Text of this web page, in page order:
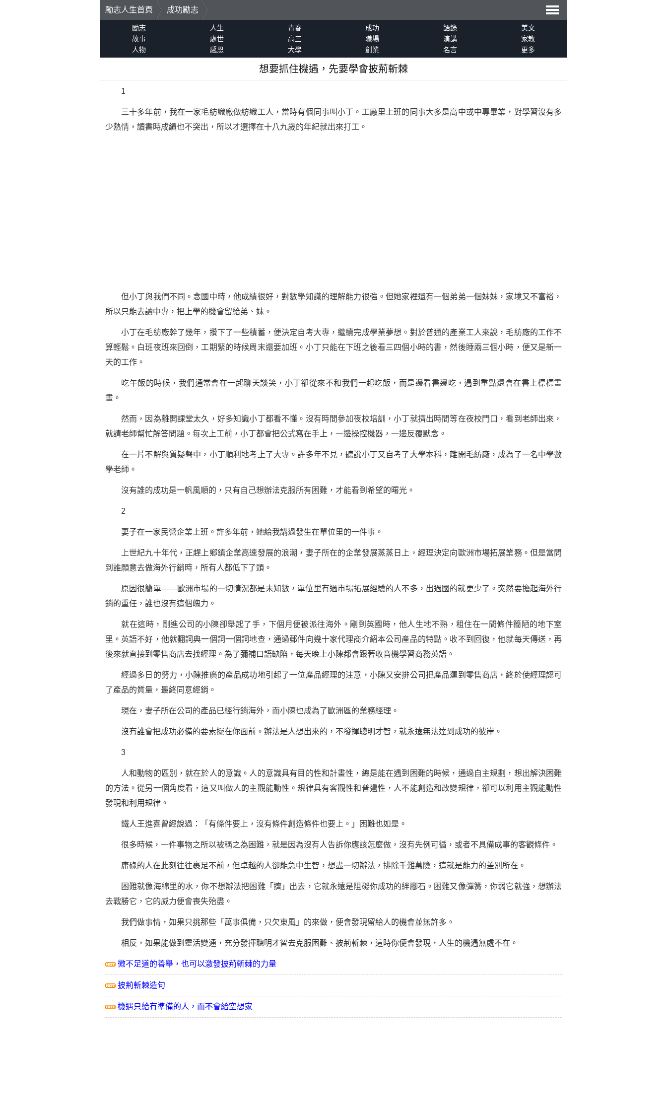
勵志人生首頁
成功勵志
導
勵志 人生 青春 成功 語錄
美文
故事
處世 高三 職場 演講
家教
人物
感恩 大學 創業 名言 更多
想要抓住機遇，先要學會披荊斬棘
1
三十多年前，我在一家毛紡織廠做紡織工人，當時有個同事叫小丁。工廠里上班的同事大多是高中或中專畢業，對學習沒有多
少熱情，讀書時成績也不突出，所以才選擇在十八九歲的年紀就出來打工。
但小丁與我們不同。念國中時，他成績很好，對數學知識的理解能力很強。但她家裡還有一個弟弟一個妹妹，家境又不富裕，
所以只能去讀中專，把上學的機會留給弟、妹。
小丁在毛紡廠幹了幾年，攢下了一些積蓄，便決定自考大專，繼續完成學業夢想 。對於普通的產業工人來說，毛紡廠的工作不
算輕鬆。白班夜班來回倒，工期緊的時候周末還要加班。小丁只能在下班之後看三四個小時的書，然後睡兩三個小時，便又是新一
天的工作。
吃午飯的時候，我們通常會在一起聊天談笑，小丁卻從來不和我們一起吃飯，而是邊看書邊吃，遇到重點還會在書上標標畫
畫。
然而，因為離開課堂太久，好多知識小丁都看不懂。沒有時間參加夜校培訓，小丁就擠出時間等在夜校門口，看到老師出來，
就請老師幫忙解答問題。每次上工前，小丁都會把公式寫在手上，一邊操控機器，一邊反覆默念。
在一片不解與質疑聲中，小丁順利地考上了大專。許多年不見，聽說小丁又自考了大學本科，離開毛紡廠，成為了一名中學數
學老師。
沒有誰的成功是一帆風順的，只有自己想辦法克服所有困難，才能看到希望的曙光。
2
妻子在一家民營企業上班。許多年前，她給我講過發生在單位里的一件事。
上世紀九十年代，正趕上鄉鎮企業高速發展的浪潮，妻子所在的企業發展蒸蒸日上，經理決定向歐洲市場拓展業務。但是當問
到誰願意去做海外行銷時，所有人都低下了頭。
原因很簡單——歐洲市場的一切情況都是未知數，單位里有過市場拓展經驗的人不多，出過國的就更少了。突然要擔起海外行
銷的重任，誰也沒有這個魄力。
就在這時，剛進公司的小陳卻舉起了手，下個月便被派往海外。剛到英國時，他人生地不熟，租住在一間條件簡陋的地下室
里。英語不好，他就翻詞典一個詞一個詞地查，通過郵件向幾十家代理商介紹本公司產品的特點。收不到回復，他就每天傳送，再
後來就直接到零售商店去找經理。為了彌補口語缺陷，每天晚上小陳都會跟著收音機學習商務英語。
經過多日的努力，小陳推廣的產品成功地引起了一位產品經理的注意，小陳又安排公司把產品運到零售商店，終於使經理認可
了產品的質量，最終同意經銷。
現在，妻子所在公司的產品已經行銷海外，而小陳也成為了歐洲區的業務經理。
沒有誰會把成功必備的要素擺在你面前。辦法是人想出來的，不發揮聰明才智，就永遠無法達到成功的彼岸。
3
人和動物的區別，就在於人的意識。人的意識具有目的性和計畫性，總是能在遇到困難的時候，通過自主規劃，想出解決困難
的方法。從另一個角度看，這又叫做人的主觀能動性。規律具有客觀性和普遍性，人不能創造和改變規律，卻可以利用主觀能動性
發現和利用規律。
鐵人王進喜曾經說過：「有條件要上，沒有條件創造條件也要上。」困難也如是。
很多時候，一件事物之所以被稱之為困難，就是因為沒有人告訴你應該怎麼做，沒有先例可循，或者不具備成事的客觀條件。
庸碌的人在此刻往往裹足不前，但卓越的人卻能急中生智，想盡一切辦法，排除千難萬險，這就是能力的差別所在。
困難就像海綿里的水，你不想辦法把困難「擠」出去，它就永遠是阻礙你成功的絆腳石。困難又像彈簧，你弱它就強，想辦法
去戰勝它，它的威力便會喪失殆盡。
我們做事情，如果只挑那些「萬事俱備，只欠東風」的來做，便會發現留給人的機會並無許多。
相反，如果能做到靈活變通，充分發揮聰明才智去克服困難、披荊斬棘，這時你便會發現，人生的機遇無處不在。
微不足道的善舉，也可以激發披荊斬棘的力量
披荊斬棘造句
機遇只給有準備的人，而不會給空想家